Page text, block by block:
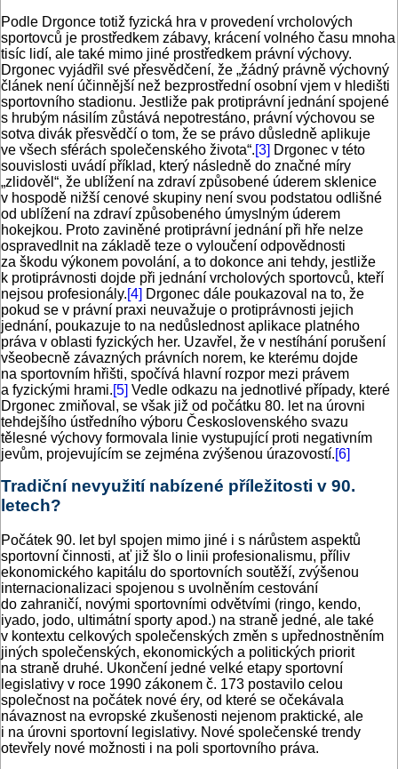
Podle Drgonce totiž fyzická hra v provedení vrcholových
sportovců je prostředkem zábavy, krácení volného času mnoha
tisíc lidí, ale také mimo jiné prostředkem právní výchovy.
Drgonec vyjádřil své přesvědčení, že „žádný právně výchovný
článek není účinnější než bezprostřední osobní vjem v hledišti
sportovního stadionu. Jestliže pak protiprávní jednání spojené
s hrubým násilím zůstává nepotrestáno, právní výchovou se
sotva divák přesvědčí o tom, že se právo důsledně aplikuje
ve všech sférách společenského života“.[3] Drgonec v této
souvislosti uvádí příklad, který následně do značné míry
„zlidověl“, že ublížení na zdraví způsobené úderem sklenice
v hospodě nižší cenové skupiny není svou podstatou odlišné
od ublížení na zdraví způsobeného úmyslným úderem
hokejkou. Proto zaviněné protiprávní jednání při hře nelze
ospravedlnit na základě teze o vyloučení odpovědnosti
za škodu výkonem povolání, a to dokonce ani tehdy, jestliže
k protiprávnosti dojde při jednání vrcholových sportovců, kteří
nejsou profesionály.[4] Drgonec dále poukazoval na to, že
pokud se v právní praxi neuvažuje o protiprávnosti jejich
jednání, poukazuje to na nedůslednost aplikace platného
práva v oblasti fyzických her. Uzavřel, že v nestíhání porušení
všeobecně závazných právních norem, ke kterému dojde
na sportovním hřišti, spočívá hlavní rozpor mezi právem
a fyzickými hrami.[5] Vedle odkazu na jednotlivé případy, které
Drgonec zmiňoval, se však již od počátku 80. let na úrovni
tehdejšího ústředního výboru Československého svazu
tělesné výchovy formovala linie vystupující proti negativním
jevům, projevujícím se zejména zvýšenou úrazovostí.[6]
Tradiční nevyužití nabízené příležitosti v 90.
letech?
Počátek 90. let byl spojen mimo jiné i s nárůstem aspektů
sportovní činnosti, ať již šlo o linii profesionalismu, příliv
ekonomického kapitálu do sportovních soutěží, zvýšenou
internacionalizaci spojenou s uvolněním cestování
do zahraničí, novými sportovními odvětvími (ringo, kendo,
iyado, jodo, ultimátní sporty apod.) na straně jedné, ale také
v kontextu celkových společenských změn s upřednostněním
jiných společenských, ekonomických a politických priorit
na straně druhé. Ukončení jedné velké etapy sportovní
legislativy v roce 1990 zákonem č. 173 postavilo celou
společnost na počátek nové éry, od které se očekávala
návaznost na evropské zkušenosti nejenom praktické, ale
i na úrovni sportovní legislativy. Nové společenské trendy
otevřely nové možnosti i na poli sportovního práva.